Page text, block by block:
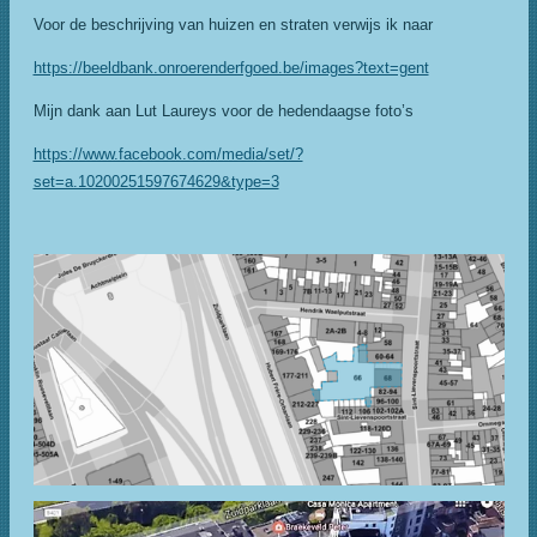
Voor de beschrijving van huizen en straten verwijs ik naar
https://beeldbank.onroerenderfgoed.be/images?text=gent
Mijn dank aan Lut Laureys voor de hedendaagse foto’s
https://www.facebook.com/media/set/?
set=a.10200251597674629&type=3